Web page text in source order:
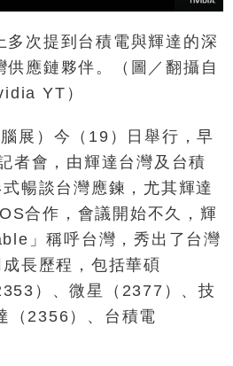
次提到台積電與輝達的深
供應鏈夥伴。（圖／翻攝自
YT）
展）今（19）日舉行，早
者會，由輝達台灣及台積
暢談台灣應鍊，尤其輝達
合作，會議開始不久，輝
」稱呼台灣，秀出了台灣
長歷程，包括華碩
）、微星（2377）、技
（2356）、台積電